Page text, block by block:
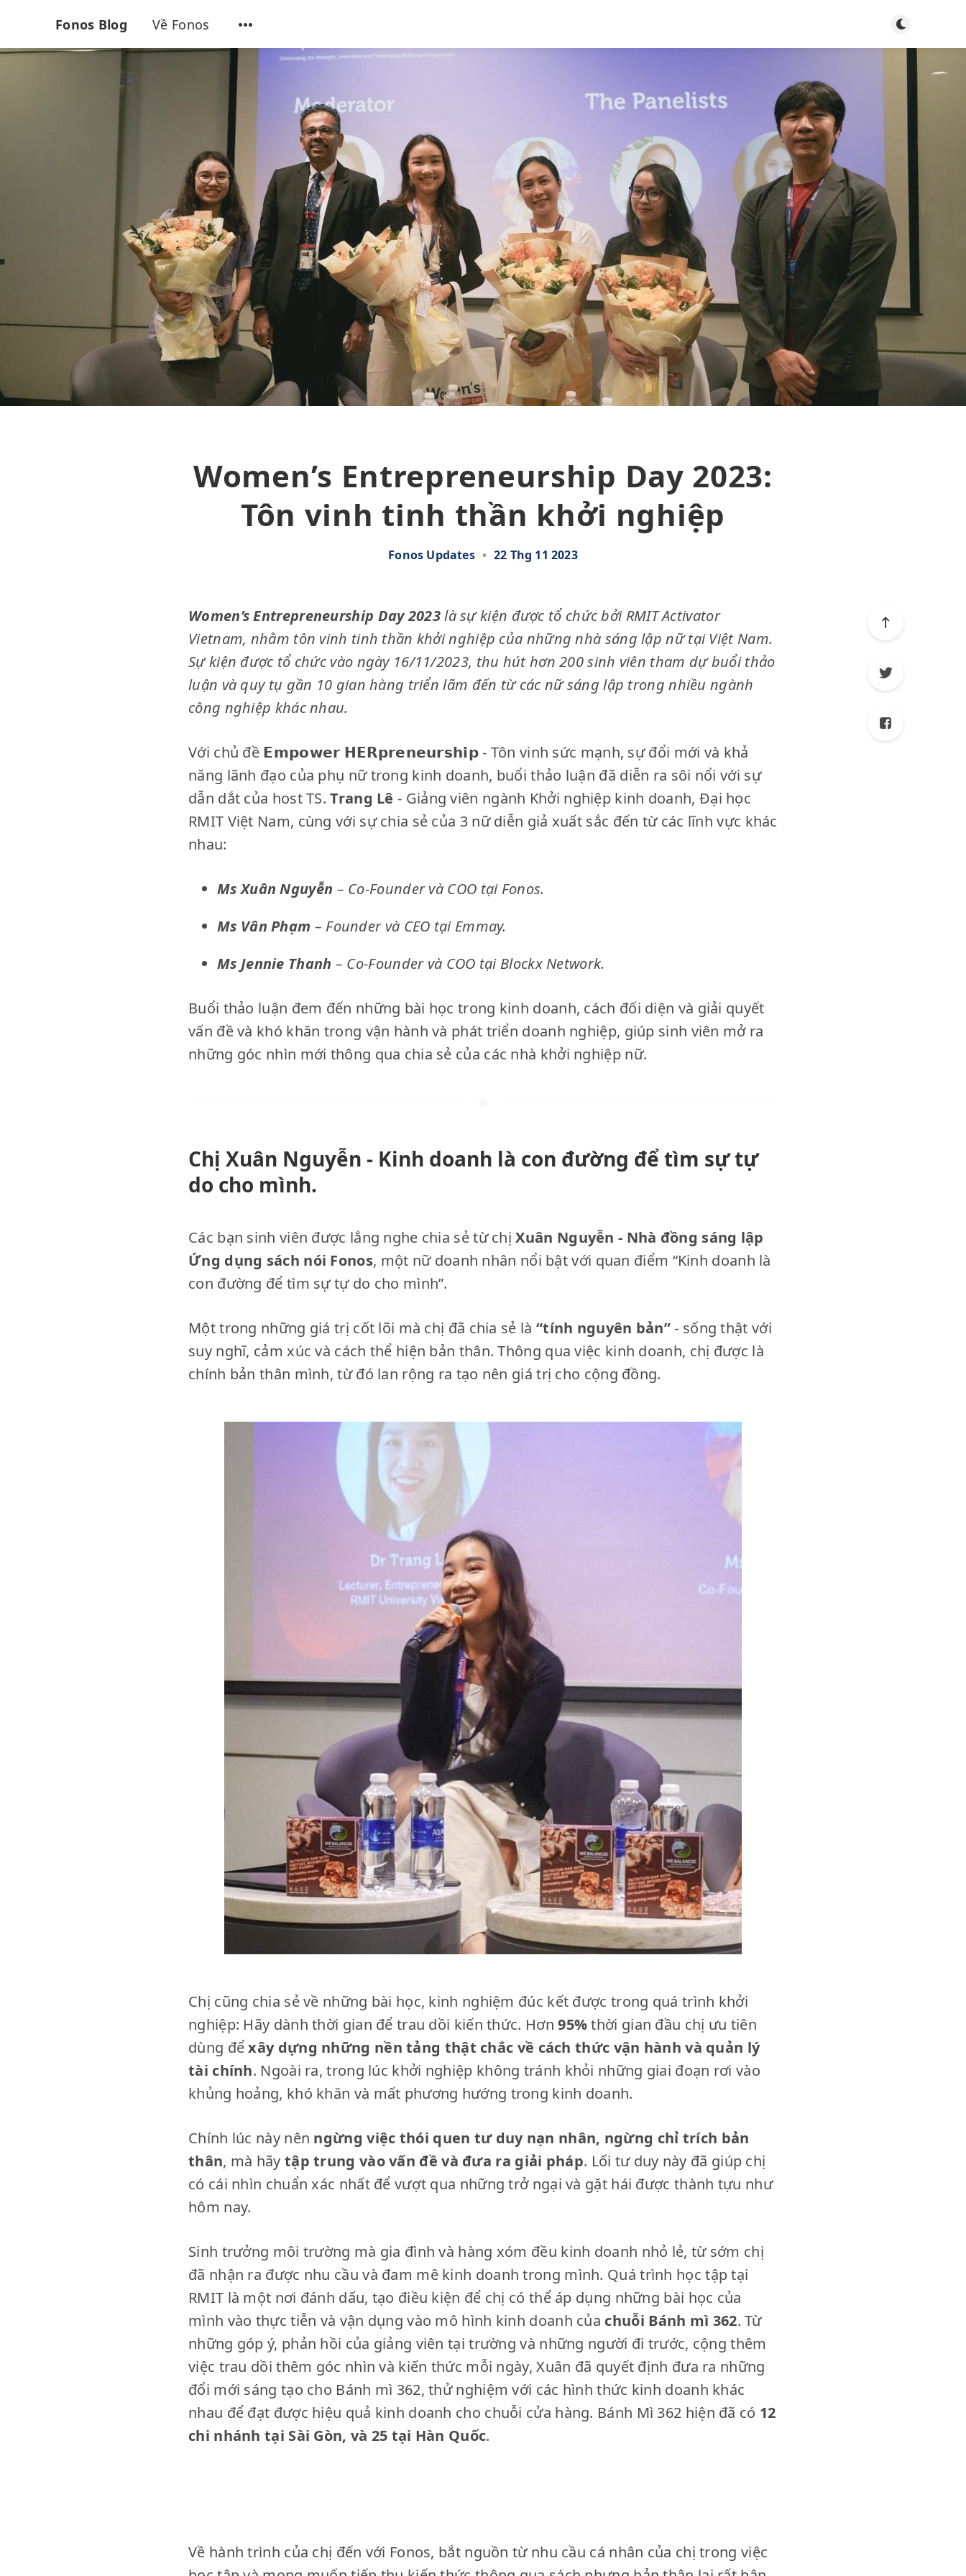
Fonos Blog Về Fonos Bật tắt chế
Women’s Entrepreneurship Day 2023:
Tôn vinh tinh thần khởi nghiệp
Fonos Updates • 22 Thg 11 2023
Women’s Entrepreneurship Day 2023là sự kiện được tổ chức bởi RMIT Activator
Vietnam, nhằm tôn vinh tinh thần khởi nghiệp của những nhà sáng lập nữ tại Việt Nam.
Sự kiện được tổ chức vào ngày 16/11/2023, thu hút hơn 200 sinh viên tham dự buổi thảo
luận và quy tụ gần 10 gian hàng triển lãm đến từ các nữ sáng lập trong nhiều ngành
công nghiệp khác nhau.
Với chủ đề 𝗘𝗺𝗽𝗼𝘄𝗲𝗿 𝗛𝗘𝗥𝗽𝗿𝗲𝗻𝗲𝘂𝗿𝘀𝗵𝗶𝗽 - Tôn vinh sức mạnh, sự đổi mới và khả
năng lãnh đạo của phụ nữ trong kinh doanh, buổi thảo luận đã diễn ra sôi nổi với sự
dẫn dắt của host TS.Trang Lê - Giảng viên ngành Khởi nghiệp kinh doanh, Đại học
RMIT Việt Nam, cùng với sự chia sẻ của 3 nữ diễn giả xuất sắc đến từ các lĩnh vực khác
nhau:
Ms Xuân Nguyễn – Co-Founder và COO tại Fonos.
Ms Vân Phạm – Founder và CEO tại Emmay.
Ms Jennie Thanh – Co-Founder và COO tại Blockx Network.
Buổi thảo luận đem đến những bài học trong kinh doanh, cách đối diện và giải quyết
vấn đề và khó khăn trong vận hành và phát triển doanh nghiệp, giúp sinh viên mở ra
những góc nhìn mới thông qua chia sẻ của các nhà khởi nghiệp nữ.
Chị Xuân Nguyễn - Kinh doanh là con đường để tìm sự tự
do cho mình.
Các bạn sinh viên được lắng nghe chia sẻ từ chịXuân Nguyễn - Nhà đồng sáng lập
Ứng dụng sách nói Fonos, một nữ doanh nhân nổi bật với quan điểm “Kinh doanh là
con đường để tìm sự tự do cho mình”.
Một trong những giá trị cốt lõi mà chị đã chia sẻ là “tính nguyên bản”- sống thật với
suy nghĩ, cảm xúc và cách thể hiện bản thân. Thông qua việc kinh doanh, chị được là
chính bản thân mình, từ đó lan rộng ra tạo nên giá trị cho cộng đồng.
Chị cũng chia sẻ về những bài học, kinh nghiệm đúc kết được trong quá trình khởi
nghiệp: Hãy dành thời gian để trau dồi kiến thức. Hơn 95%thời gian đầu chị ưu tiên
dùng đểxây dựng những nền tảng thật chắc về cách thức vận hành và quản lý
tài chính. Ngoài ra, trong lúc khởi nghiệp không tránh khỏi những giai đoạn rơi vào
khủng hoảng, khó khăn và mất phương hướng trong kinh doanh.
Chính lúc này nên ngừng việc thói quen tư duy nạn nhân, ngừng chỉ trích bản
thân, mà hãy tập trung vào vấn đề và đưa ra giải pháp. Lối tư duy này đã giúp chị
có cái nhìn chuẩn xác nhất để vượt qua những trở ngại và gặt hái được thành tựu như
hôm nay.
Sinh trưởng môi trường mà gia đình và hàng xóm đều kinh doanh nhỏ lẻ, từ sớm chị
đã nhận ra được nhu cầu và đam mê kinh doanh trong mình. Quá trình học tập tại
RMIT là một nơi đánh dấu, tạo điều kiện để chị có thể áp dụng những bài học của
mình vào thực tiễn và vận dụng vào mô hình kinh doanh của chuỗi Bánh mì 362. Từ
những góp ý, phản hồi của giảng viên tại trường và những người đi trước, cộng thêm
việc trau dồi thêm góc nhìn và kiến thức mỗi ngày, Xuân đã quyết định đưa ra những
đổi mới sáng tạo cho Bánh mì 362, thử nghiệm với các hình thức kinh doanh khác
nhau để đạt được hiệu quả kinh doanh cho chuỗi cửa hàng. Bánh Mì 362 hiện đã có 12
chi nhánh tại Sài Gòn, và 25 tại Hàn Quốc.
Về hành trình của chị đến với Fonos, bắt nguồn từ nhu cầu cá nhân của chị trong việc